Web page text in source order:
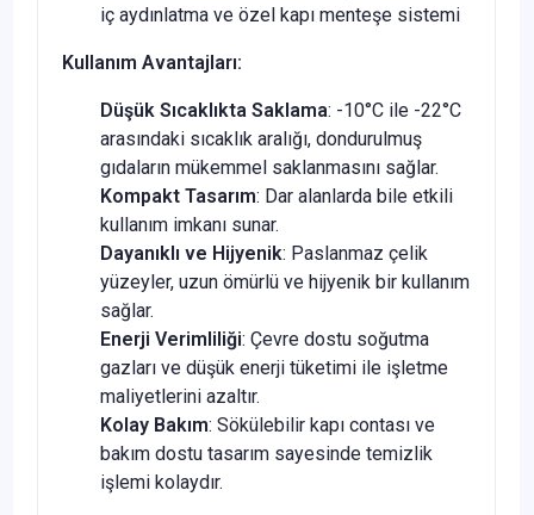
iç aydınlatma ve özel kapı menteşe sistemi
Kullanım Avantajları:
Düşük Sıcaklıkta Saklama: -10°C ile -22°C
arasındaki sıcaklık aralığı, dondurulmuş
gıdaların mükemmel saklanmasını sağlar.
Kompakt Tasarım: Dar alanlarda bile etkili
kullanım imkanı sunar.
Dayanıklı ve Hijyenik: Paslanmaz çelik
yüzeyler, uzun ömürlü ve hijyenik bir kullanım
sağlar.
Enerji Verimliliği: Çevre dostu soğutma
gazları ve düşük enerji tüketimi ile işletme
maliyetlerini azaltır.
Kolay Bakım: Sökülebilir kapı contası ve
bakım dostu tasarım sayesinde temizlik
işlemi kolaydır.